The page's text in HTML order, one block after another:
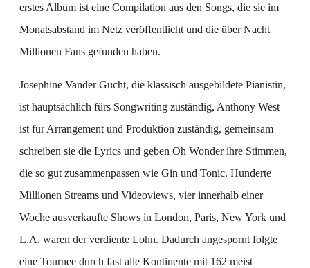
erstes Album ist eine Compilation aus den Songs, die sie im
Monatsabstand im Netz veröffentlicht und die über Nacht
Millionen Fans gefunden haben.
Josephine Vander Gucht, die klassisch ausgebildete Pianistin,
ist hauptsächlich fürs Songwriting zuständig, Anthony West
ist für Arrangement und Produktion zuständig, gemeinsam
schreiben sie die Lyrics und geben Oh Wonder ihre Stimmen,
die so gut zusammenpassen wie Gin und Tonic. Hunderte
Millionen Streams und Videoviews, vier innerhalb einer
Woche ausverkaufte Shows in London, Paris, New York und
L.A. waren der verdiente Lohn. Dadurch angespornt folgte
eine Tournee durch fast alle Kontinente mit 162 meist